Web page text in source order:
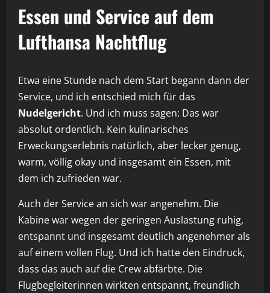
Essen und Service auf dem
Lufthansa Nachtflug
Etwa eine Stunde nach dem Start begann dann der
Service, und ich entschied mich für das
Nudelgericht. Und ich muss sagen: Das war
absolut ordentlich. Kein kulinarisches
Erweckungserlebnis natürlich, aber lecker genug,
warm, völlig okay und insgesamt ein Essen, mit
dem ich zufrieden war.
Auch der Service an sich war angenehm. Die
Kabine war wegen der geringen Auslastung ruhig,
entspannt und insgesamt deutlich angenehmer als
auf einem vollen Flug. Und ich hatte den Eindruck,
dass das auch auf die Crew abfärbte. Die
Flugbegleiterinnen wirkten entspannt, freundlich